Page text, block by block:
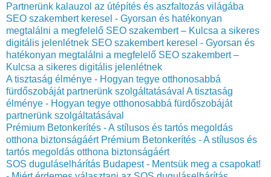
Partnerünk kalauzol az útépítés és aszfaltozás világába
SEO szakembert keresel - Gyorsan és hatékonyan
megtalálni a megfelelő SEO szakembert – Kulcsa a sikeres
digitális jelenlétnek SEO szakembert keresel - Gyorsan és
hatékonyan megtalálni a megfelelő SEO szakembert –
Kulcsa a sikeres digitális jelenlétnek
A tisztaság élménye - Hogyan tegye otthonosabbá
fürdőszobáját partnerünk szolgáltatásával A tisztaság
élménye - Hogyan tegye otthonosabbá fürdőszobáját
partnerünk szolgáltatásával
Prémium Betonkerítés - A stílusos és tartós megoldás
otthona biztonságáért Prémium Betonkerítés - A stílusos és
tartós megoldás otthona biztonságáért
SOS duguláselhárítás Budapest - Mentsük meg a csapokat!